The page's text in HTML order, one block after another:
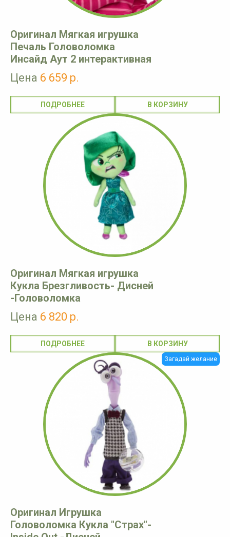
Оригинал Мягкая игрушка
Печаль Головоломка
Инсайд Аут 2 интерактивная
Цена 6 659 р.
ПОДРОБНЕЕ
Оригинал Мягкая игрушка
Кукла Брезгливость- Дисней
-Головоломка
Цена 6 820 р.
ПОДРОБНЕЕ
Загадай желание
Оригинал Игрушка
Головоломка Кукла "Страх"-